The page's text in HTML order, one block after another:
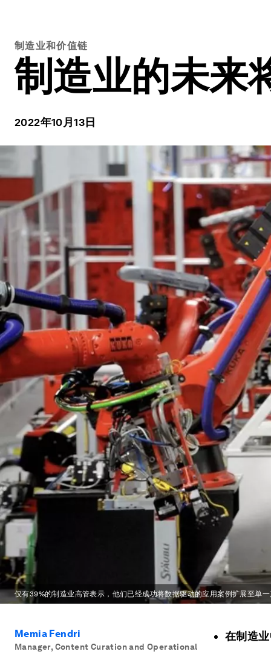
制造业和价值链
制造业的未来
2022年10月13日
仅有39%的制造业高管表示，他们已经成功将数据驱动的应用案例扩展至单
Memia Fendri
Manager, Content Curation and Operational
在制造